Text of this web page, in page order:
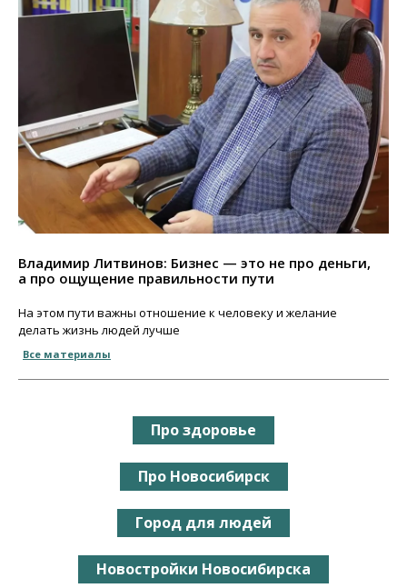
Владимир Литвинов: Бизнес — это не про деньги,
а про ощущение правильности пути
На этом пути важны отношение к человеку и желание
делать жизнь людей лучше
Все материалы
Про здоровье
Про Новосибирск
Город для людей
Новостройки Новосибирска